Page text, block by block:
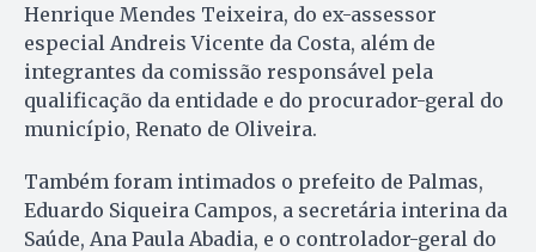
Henrique Mendes Teixeira, do ex-assessor
especial Andreis Vicente da Costa, além de
integrantes da comissão responsável pela
qualificação da entidade e do procurador-geral do
município, Renato de Oliveira.
Também foram intimados o prefeito de Palmas,
Eduardo Siqueira Campos, a secretária interina da
Saúde, Ana Paula Abadia, e o controlador-geral do